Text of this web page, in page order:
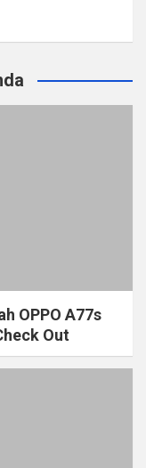
OPPO A77s
Out